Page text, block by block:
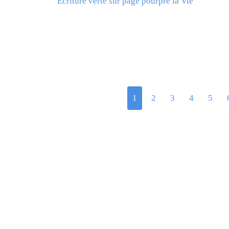
1 2 3 4 5